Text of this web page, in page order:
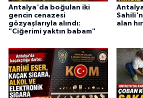
Antalya'da boğulan iki
gencin cenazesi
gözyaşlarıyla alındı:
"Ciğerimi yaktın babam"
alan